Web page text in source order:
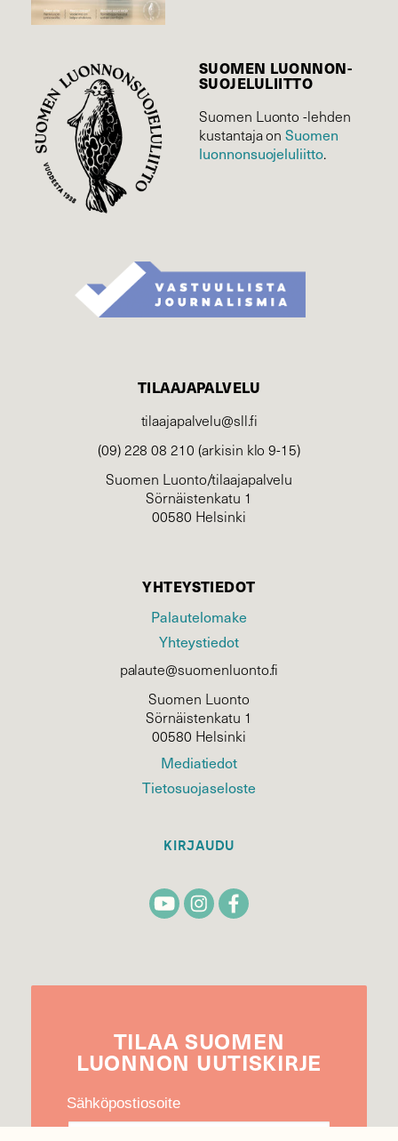
SUOMEN LUONNON­
SUOJELU­LIITTO
Suomen Luonto -lehden
kustantaja onSuomen
luonnonsuojelu­liitto.
TILAAJAPALVELU
tilaajapalvelu@sll.fi
(09) 228 08 210 (arkisin klo 9-15)
Suomen Luonto/tilaajapalvelu
Sörnäistenkatu 1
00580 Helsinki
YHTEYSTIEDOT
Palautelomake
Yhteystiedot
palaute@suomenluonto.fi
Suomen Luonto
Sörnäistenkatu 1
00580 Helsinki
Mediatiedot
Tietosuojaseloste
KIRJAUDU
TILAA SUOMEN
LUONNON UUTIS­KIRJE
Sähköpostiosoite